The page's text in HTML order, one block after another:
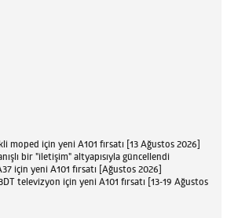
moped için yeni A101 fırsatı [13 Ağustos 2026]
bir "iletişim" altyapısıyla güncellendi
için yeni A101 fırsatı [Ağustos 2026]
televizyon için yeni A101 fırsatı [13-19 Ağustos